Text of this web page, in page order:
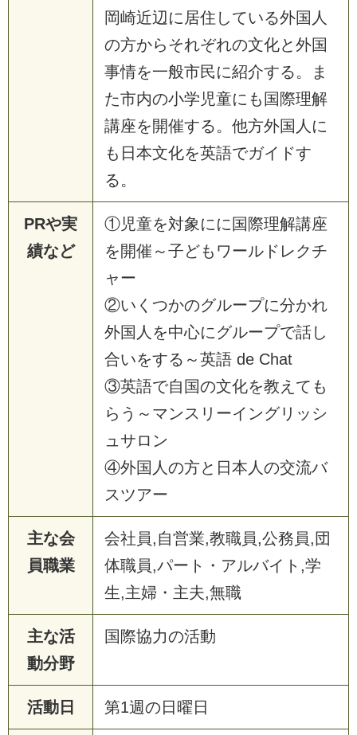
岡崎近辺に居住している外国人
の方からそれぞれの文化と外国
事情を一般市民に紹介する。ま
た市内の小学児童にも国際理解
講座を開催する。他方外国人に
も日本文化を英語でガイドす
る。
PRや実
績など
①児童を対象にに国際理解講座
を開催～子どもワールドレクチ
ャー
②いくつかのグループに分かれ
外国人を中心にグループで話し
合いをする～英語 de Chat
③英語で自国の文化を教えても
らう～マンスリーイングリッシ
ュサロン
④外国人の方と日本人の交流バ
スツアー
主な会
員職業
会社員,自営業,教職員,公務員,団
体職員,パート・アルバイト,学
生,主婦・主夫,無職
主な活
動分野
国際協力の活動
活動日 第1週の日曜日